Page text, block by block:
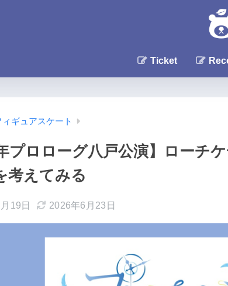
Ticket
ィギュアスケート
プロローグ八戸公演】ローチ
考えてみる
19日 2026年6月23日